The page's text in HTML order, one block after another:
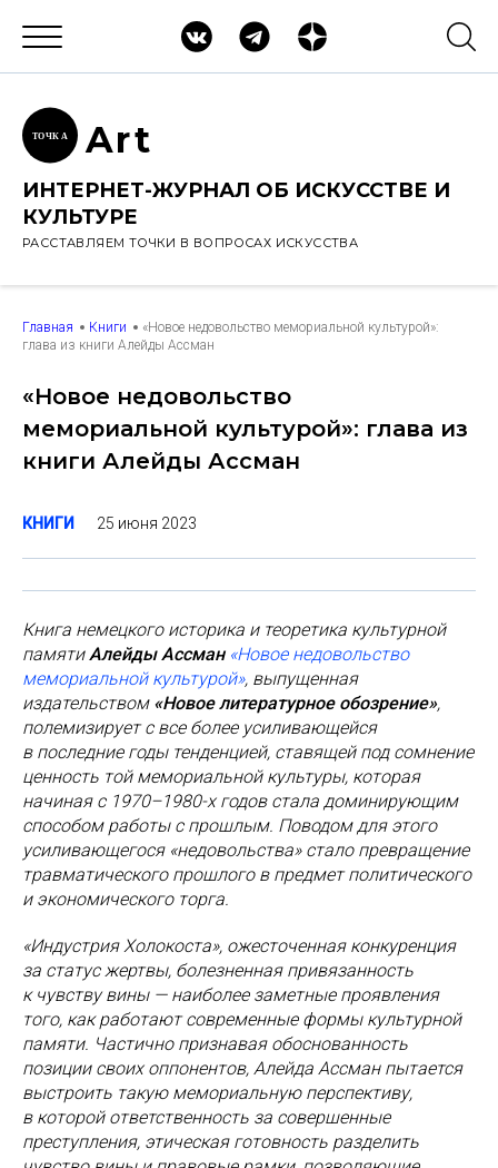
ТОЧК А Art
ИНТЕРНЕТ-ЖУРНАЛ ОБ ИСКУССТВЕ И
КУЛЬТУРЕ
РАССТАВЛЯЕМ ТОЧКИ В ВОПРОСАХ ИСКУССТВА
Главная Книги
«Новое недовольство мемориальной культурой»:
глава из книги Алейды Ассман
«Новое недовольство
мемориальной культурой»: глава из
книги Алейды Ассман
КНИГИ 25 июня 2023
Книга немецкого историка и теоретика культурной
памятиАлейды Ассман «Новое недовольство
мемориальной культурой», выпущенная
издательством «Новое литературное обозрение»,
полемизирует с все более усиливающейся
в последние годы тенденцией, ставящей под сомнение
ценность той мемориальной культуры, которая
начиная с 1970–1980-х годов стала доминирующим
способом работы с прошлым. Поводом для этого
усиливающегося «недовольства» стало превращение
травматического прошлого в предмет политического
и экономического торга.
«Индустрия Холокоста», ожесточенная конкуренция
за статус жертвы, болезненная привязанность
к чувству вины — наиболее заметные проявления
того, как работают современные формы культурной
памяти. Частично признавая обоснованность
позиции своих оппонентов, Алейда Ассман пытается
выстроить такую мемориальную перспективу,
в которой ответственность за совершенные
преступления, этическая готовность разделить